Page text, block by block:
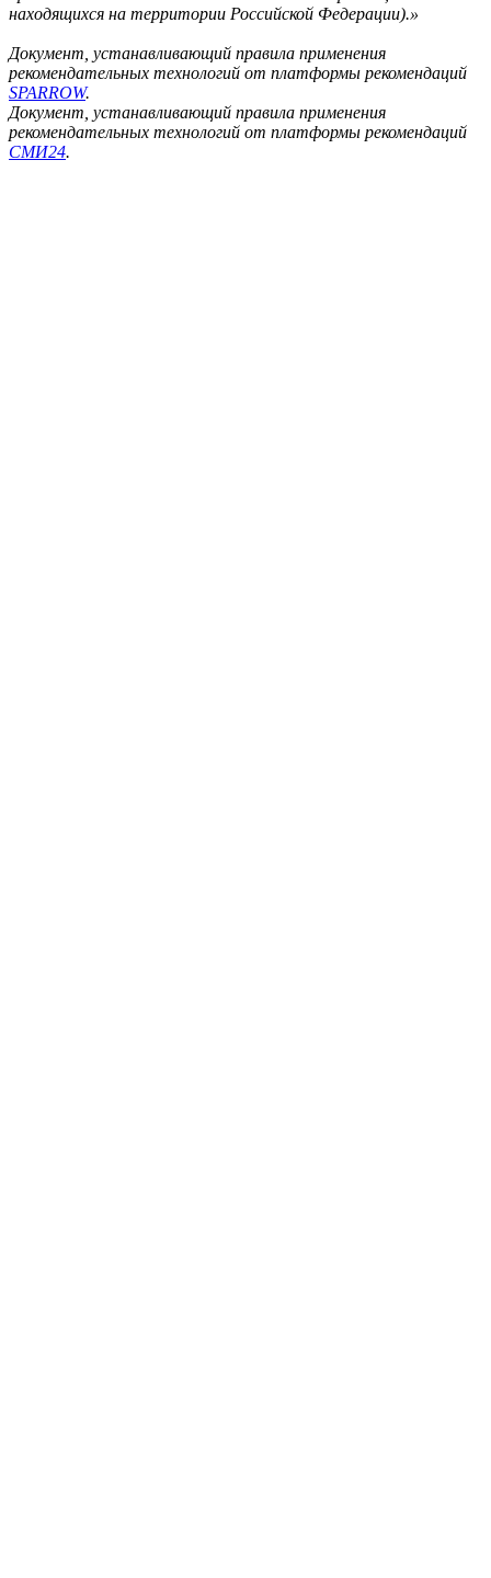
находящихся на территории Российской Федерации).»
Документ, устанавливающий правила применения
рекомендательных технологий от платформы рекомендаций
SPARROW.
Документ, устанавливающий правила применения
рекомендательных технологий от платформы рекомендаций
СМИ24.